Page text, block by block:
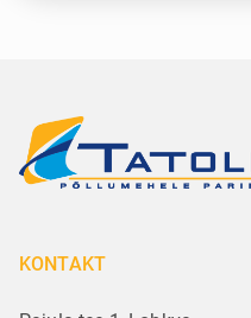
KONTAKT